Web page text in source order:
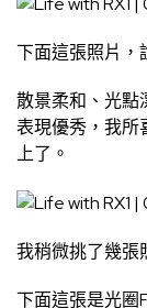
下面這張照片，
散景柔和、光點
表現優秀，我所
上了。
我稍微挑了幾張
下面這張是光圈